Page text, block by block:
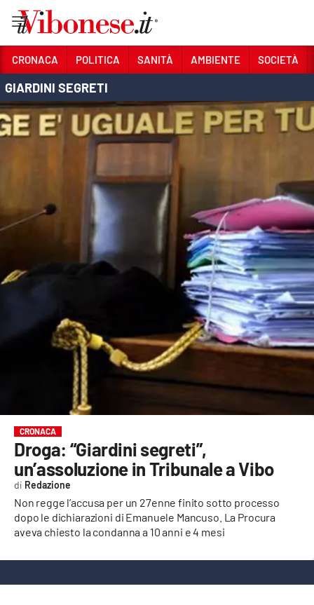
Sezioni
CRONACA
POLITICA
AMBIENTE
CULTURA
EVENTI
LAC TV
LAC NETWORK
LAC ONAIR
LaC
Network
LACTV.IT
CRONACA POLITICA SANITÀ AMBIENTE SOCIETÀ
GIARDINI SEGRETI
CRONACA
Droga: “Giardini segreti”,
un’assoluzione in Tribunale a Vibo
Non regge l’accusa per un 27enne finito sotto processo
dopo le dichiarazioni di Emanuele Mancuso. La Procura
aveva chiesto la condanna a 10 anni e 4 mesi
Redazione